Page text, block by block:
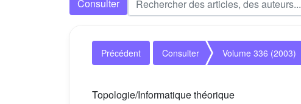
Consulter
Précédent Consulter Volume 336 (2003)
Topologie/Informatique théorique